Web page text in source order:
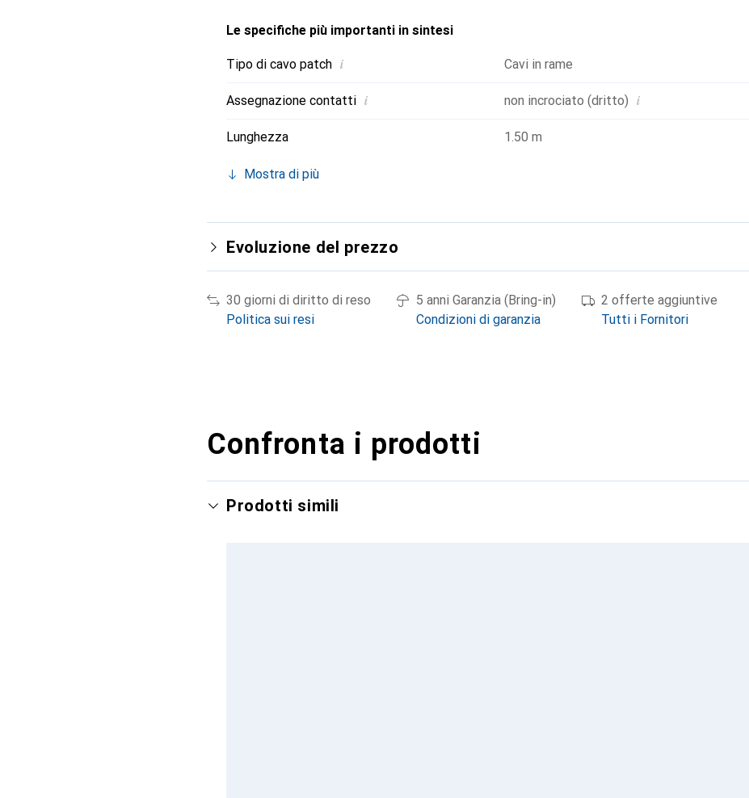
Le specifiche più importanti in sintesi
Tipo di cavo patch i Cavi in rame
Assegnazione contatti i non incrociato (dritto) i
Lunghezza 1.50 m
Mostra di più
Evoluzione del prezzo
30 giorni di diritto di reso
Politica sui resi
5 anni Garanzia (Bring-in)
Condizioni di garanzia
2 offerte aggiuntive
Tutti i Fornitori
Confronta i prodotti
Prodotti simili